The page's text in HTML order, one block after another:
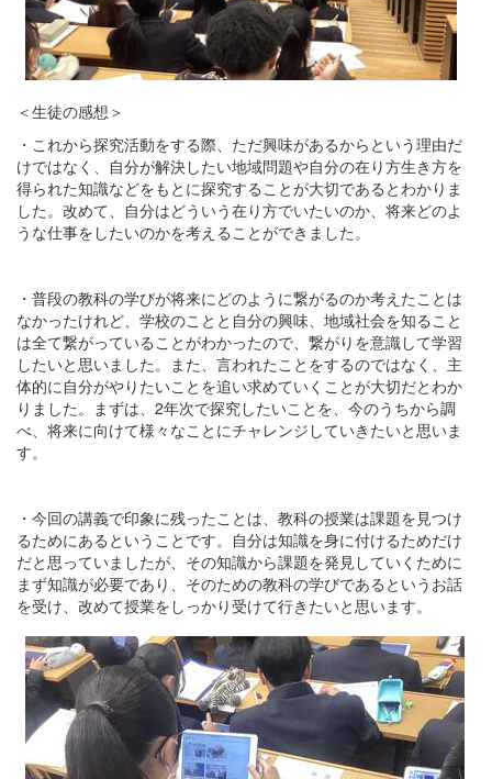
＜生徒の感想＞
・これから探究活動をする際、ただ興味があるからという理由だ
けではなく、自分が解決したい地域問題や自分の在り方生き方を
得られた知識などをもとに探究することが大切であるとわかりま
した。改めて、自分はどういう在り方でいたいのか、将来どのよ
うな仕事をしたいのかを考えることができました。
・普段の教科の学びが将来にどのように繋がるのか考えたことは
なかったけれど、学校のことと自分の興味、地域社会を知ること
は全て繋がっていることがわかったので、繋がりを意識して学習
したいと思いました。また、言われたことをするのではなく、主
体的に自分がやりたいことを追い求めていくことが大切だとわか
りました。まずは、2年次で探究したいことを、今のうちから調
べ、将来に向けて様々なことにチャレンジしていきたいと思いま
す。
・今回の講義で印象に残ったことは、教科の授業は課題を見つけ
るためにあるということです。自分は知識を身に付けるためだけ
だと思っていましたが、その知識から課題を発見していくために
まず知識が必要であり、そのための教科の学びであるというお話
を受け、改めて授業をしっかり受けて行きたいと思います。